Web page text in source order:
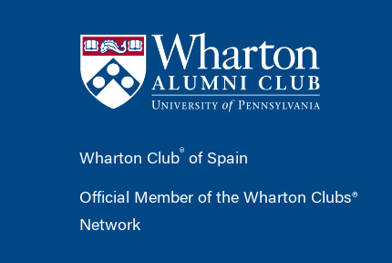
Wharton Club® of Spain
Official Member of the Wharton Clubs®
Network